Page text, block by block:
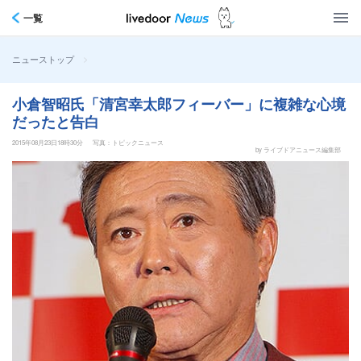
一覧
ニューストップ >
小倉智昭氏「清宮幸太郎フィーバー」に複雑な心境
だったと告白
2015年08月23日18時30分
写真：トピックニュース
by ライブドアニュース編集部